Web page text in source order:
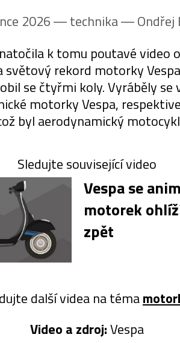
2026 ― technika ―Ondřej
k tomu poutavé video
rekord motorky
se čtyřmi koly. Vyráběly
motorky Vespa,
byl aerodynamický
Sledujte související video
Vespa se
motorek
zpět
další videa na téma
Video a zdroj:Vespa